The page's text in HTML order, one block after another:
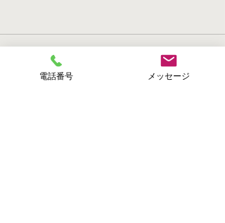
電話番号 メッセージ